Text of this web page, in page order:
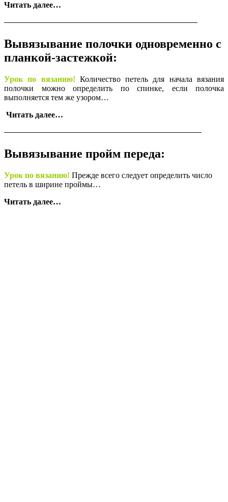
Читать далее…
Вывязывание полочки одновременно с
планкой-застежкой:
Урок по вязанию! Количество петель для начала вязания
полочки можно определить по спинке, если полочка
выполняется тем же узором…
Читать далее…
Вывязывание пройм переда:
Урок по вязанию! Прежде всего следует определить число
петель в ширине проймы…
Читать далее…